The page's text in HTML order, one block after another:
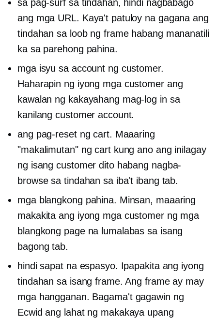
sa pag-surf sa tindahan, hindi nagbabago
ang mga URL. Kaya't patuloy na gagana ang
tindahan sa loob ng frame habang mananatili
ka sa parehong pahina.
mga isyu sa account ng customer.
Haharapin ng iyong mga customer ang
kawalan ng kakayahang mag-log in sa
kanilang customer account.
ang pag-reset ng cart. Maaaring
"makalimutan" ng cart kung ano ang inilagay
ng isang customer dito habang nagba-
browse sa tindahan sa iba't ibang tab.
mga blangkong pahina. Minsan, maaaring
makakita ang iyong mga customer ng mga
blangkong page na lumalabas sa isang
bagong tab.
hindi sapat na espasyo. Ipapakita ang iyong
tindahan sa isang frame. Ang frame ay may
mga hangganan. Bagama't gagawin ng
Ecwid ang lahat ng makakaya upang